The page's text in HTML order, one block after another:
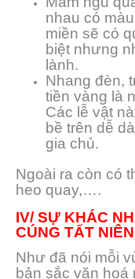
nhau có
miền sẽ có
biệt nhưng
lành.
Nhang đèn,
tiền vàng là
Các lễ vật
bề trên dễ
gia chủ.
Ngoài ra còn có
heo quay,….
IV/ SỰ KHÁC
CÚNG TẤT
Như đã nói mỗi
bản sắc văn hoá